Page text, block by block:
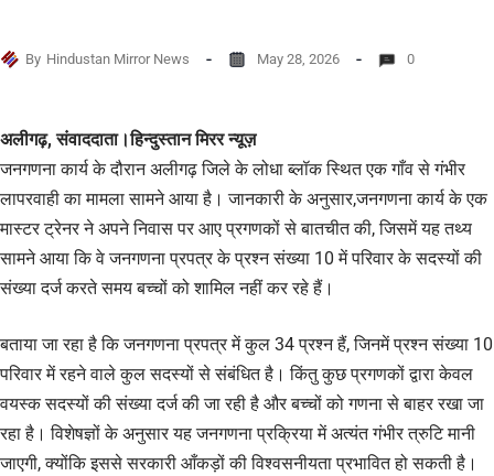
By Hindustan Mirror News May 28, 2026 0
अलीगढ़, संवाददाता।हिन्दुस्तान मिरर न्यूज़
जनगणना कार्य के दौरान अलीगढ़ जिले के लोधा ब्लॉक स्थित एक गाँव से गंभीर
लापरवाही का मामला सामने आया है। जानकारी के अनुसार,जनगणना कार्य के एक
मास्टर ट्रेनर ने अपने निवास पर आए प्रगणकों से बातचीत की, जिसमें यह तथ्य
सामने आया कि वे जनगणना प्रपत्र के प्रश्न संख्या 10 में परिवार के सदस्यों की
संख्या दर्ज करते समय बच्चों को शामिल नहीं कर रहे हैं।
बताया जा रहा है कि जनगणना प्रपत्र में कुल 34 प्रश्न हैं, जिनमें प्रश्न संख्या 10
परिवार में रहने वाले कुल सदस्यों से संबंधित है। किंतु कुछ प्रगणकों द्वारा केवल
वयस्क सदस्यों की संख्या दर्ज की जा रही है और बच्चों को गणना से बाहर रखा जा
रहा है। विशेषज्ञों के अनुसार यह जनगणना प्रक्रिया में अत्यंत गंभीर त्रुटि मानी
जाएगी, क्योंकि इससे सरकारी आँकड़ों की विश्वसनीयता प्रभावित हो सकती है।